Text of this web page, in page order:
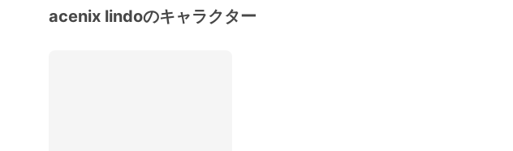
acenix lindoのキャラクター